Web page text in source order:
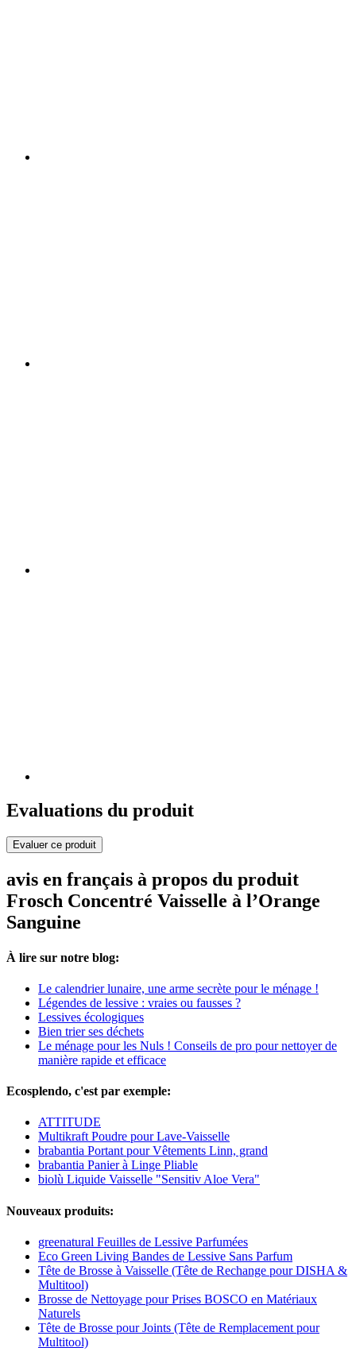
Evaluations du produit
Evaluer ce produit
avis en français à propos du produit
Frosch Concentré Vaisselle à l’Orange
Sanguine
À lire sur notre blog:
Le calendrier lunaire, une arme secrète pour le ménage !
Légendes de lessive : vraies ou fausses ?
Lessives écologiques
Bien trier ses déchets
Le ménage pour les Nuls ! Conseils de pro pour nettoyer de
manière rapide et efficace
Ecosplendo, c'est par exemple:
ATTITUDE
Multikraft Poudre pour Lave-Vaisselle
brabantia Portant pour Vêtements Linn, grand
brabantia Panier à Linge Pliable
biolù Liquide Vaisselle "Sensitiv Aloe Vera"
Nouveaux produits:
greenatural Feuilles de Lessive Parfumées
Eco Green Living Bandes de Lessive Sans Parfum
Tête de Brosse à Vaisselle (Tête de Rechange pour DISHA &
Multitool)
Brosse de Nettoyage pour Prises BOSCO en Matériaux
Naturels
Tête de Brosse pour Joints (Tête de Remplacement pour
Multitool)